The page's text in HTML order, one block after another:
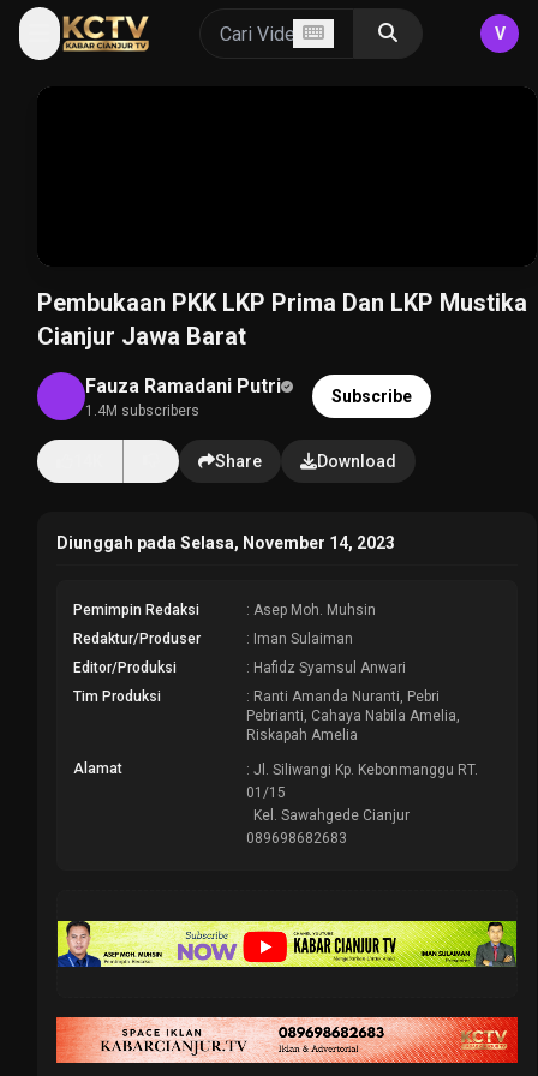
V
Pembukaan PKK LKP Prima Dan LKP Mustika
Cianjur Jawa Barat
Fauza Ramadani Putri
1.4M subscribers
Subscribe
Share Download
Diunggah pada Selasa, November 14, 2023
Pemimpin Redaksi
: Asep Moh. Muhsin
Redaktur/Produser
: Iman Sulaiman
Editor/Produksi
: Hafidz Syamsul Anwari
Tim Produksi
: Ranti Amanda Nuranti, Pebri
Pebrianti, Cahaya Nabila Amelia,
Riskapah Amelia
Alamat
: Jl. Siliwangi Kp. Kebonmanggu RT.
01/15
Kel. Sawahgede Cianjur
089698682683